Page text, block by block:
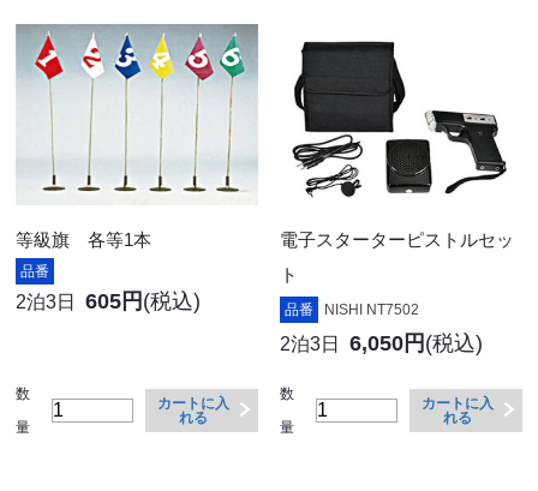
等級旗 各等1本
品番
2泊3日 605円 (税込)
数
量
カートに入
れる
電子スターターピストルセッ
ト
品番 NISHI NT7502
2泊3日 6,050円 (税込)
数
量
カートに入
れる